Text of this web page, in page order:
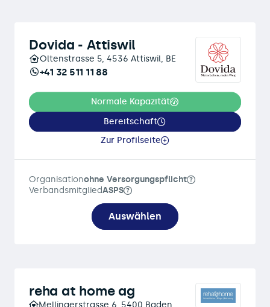
Dovida - Attiswil
Oltenstrasse 5, 4536 Attiswil, BE
+41 32 511 11 88
Normale Kapazität
Bereitschaft
Zur Profilseite
Organisationohne Versorgungspflicht
VerbandsmitgliedASPS
Auswählen
reha at home ag